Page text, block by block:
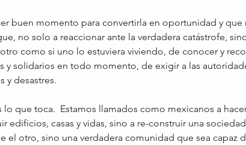
buen momento para convertirla en oportunidad y
no solo a reaccionar ante la verdadera catástrofe,
como si uno lo estuviera viviendo, de conocer y
y solidarios en todo momento, de exigir a las
y desastres.
edificios, casas y vidas, sino a re-construir una
el otro, sino una verdadera comunidad que sea capaz